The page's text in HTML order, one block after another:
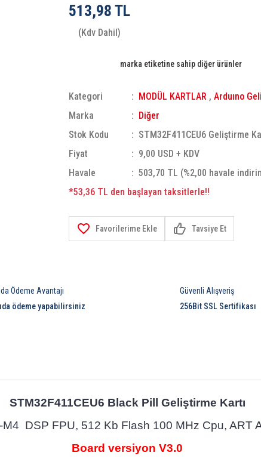
513,98 TL
(Kdv Dahil)
marka etiketine sahip diğer ürünler
Kategori MODÜL KARTLAR ,Arduıno
Marka
Diğer
Stok Kodu
STM32F411CEU6 Geliştirme
Fiyat
9,00 USD + KDV
Havale
503,70 TL (%2,00 havale
*53,36 TL den başlayan taksitlerle!!
Tavsiye Et
Ödeme Avantajı
ödeme yapabilirsiniz
Güvenli Alışveriş
256Bit SSL Sertifikası
STM32F411CEU6 Black Pill Geliştirme Kartı
M4 DSP FPU, 512 Kb Flash 100 MHz Cpu, ART
Board versiyon V3.0